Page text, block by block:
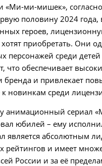
«Ми-ми-мишек»,
половину 2024 года,
героев,
приобретать. Они
персонажей среди
что обеспечивает
бренда и привлекает
новинкам среди
анимационный сериал
юбилей – ему
является абсолютным
рейтингов и имеет
России и за её